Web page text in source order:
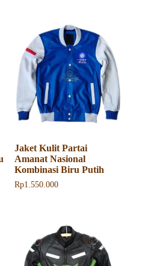
Jaket Kulit Partai
Amanat Nasional
Kombinasi Biru Putih
Rp1.550.000